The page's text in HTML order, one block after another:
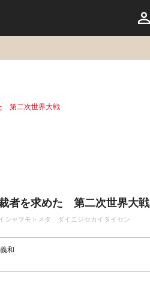
第二次世界大戦
者を求めた 第二次世界大戦
ャヲモトメタ ダイニジセカイタイセン
和